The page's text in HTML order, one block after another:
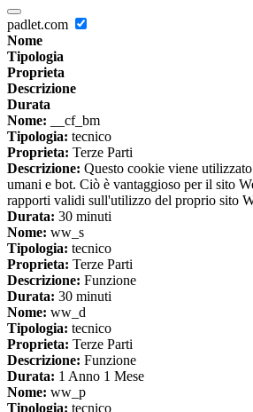
padlet.com
Nome
Tipologia
Proprieta
Descrizione
Durata
Nome: __cf_bm
Tipologia: tecnico
Proprieta: Terze Parti
Descrizione: Questo cookie viene
umani e bot. Ciò è vantaggioso per il sito
rapporti validi sull'utilizzo del proprio sito
Durata: 30 minuti
Nome: ww_s
Tipologia: tecnico
Proprieta: Terze Parti
Descrizione: Funzione
Durata: 30 minuti
Nome: ww_d
Tipologia: tecnico
Proprieta: Terze Parti
Descrizione: Funzione
Durata: 1 Anno 1 Mese
Nome: ww_p
Tipologia: tecnico